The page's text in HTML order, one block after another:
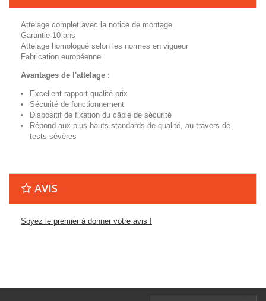
Attelage complet avec la notice de montage
Garantie 10 ans
Attelage homologué selon les normes en vigueur
Fabrication européenne
Avantages de l'attelage :
Excellent rapport qualité-prix
Sécurité de fonctionnement
Dispositif de fixation du câble de sécurité
Répond aux plus hauts standards de qualité, au travers de
tests sévères
AVIS
Soyez le premier à donner votre avis !